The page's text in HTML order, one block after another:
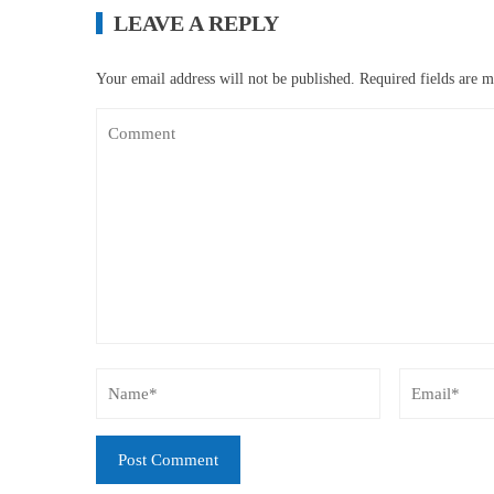
LEAVE A REPLY
Your email address will not be published. Required fields are